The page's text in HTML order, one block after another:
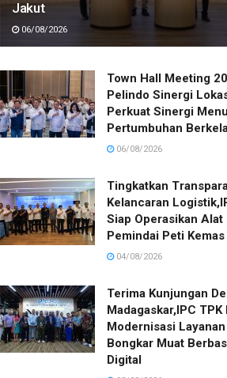
Jakut
06/08/2026
Town Hall Meeting
Pelindo Sinergi
Perkuat Sinergi
Pertumbuhan
06/08/2026
Tingkatkan
Kelancaran
Siap Operasikan Alat
Pemindai Peti
04/08/2026
Terima Kunjungan
Madagaskar,IPC TPK
Modernisasi Layanan
Bongkar Muat
Digital